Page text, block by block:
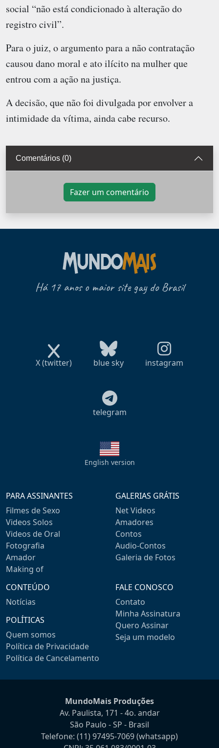
social “não está condicionado à alteração do
registro civil”.
Para o juiz, o argumento para a não contratação
causou dano moral e ato ilícito na mulher que
entrou com a ação na justiça.
A decisão, que não foi divulgada por envolver a
intimidade da vítima, ainda cabe recurso.
Comentários (0)
Fazer um comentário
Há 17 anos o maior site gay do Brasil
X (twitter) blue sky instagram
telegram
English version
PARA ASSINANTES
Filmes de Sexo
Videos Solos
Videos de Oral
Fotografia
Amador
Making of
GALERIAS GRÁTIS
Net Videos
Amadores
Contos
Audio-Contos
Galeria de Fotos
CONTEÚDO
Notícias
POLÍTICAS
Quem somos
Política de Privacidade
Política de Cancelamento
FALE CONOSCO
Contato
Minha Assinatura
Quero Assinar
Seja um modelo
MundoMais Produções
Av. Paulista, 171 - 4o. andar
São Paulo - SP - Brasil
Telefone: (11) 97495-7069(whatsapp)